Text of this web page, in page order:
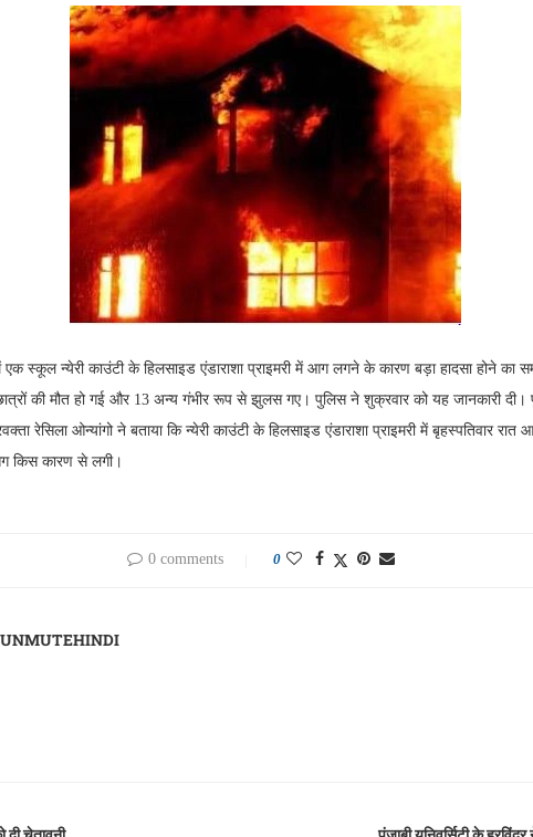
एक स्कूल न्येरी काउंटी के हिलसाइड एंडाराशा प्राइमरी में आग लगने के कारण बड़ा हादसा होने का
की मौत हो गई और 13 अन्य गंभीर रूप से झुलस गए। पुलिस ने शुक्रवार को यह जानकारी
रेसिला ओन्यांगो ने बताया कि न्येरी काउंटी के हिलसाइड एंडाराशा प्राइमरी में बृहस्पतिवार
किस कारण से लगी।
0 comments 0